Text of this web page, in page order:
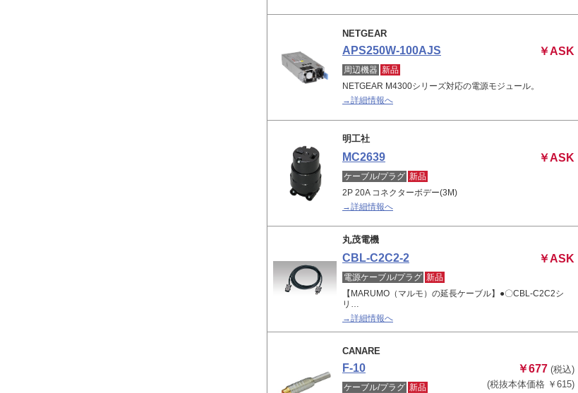
NETGEAR
APS250W-100AJS ￥ASK
周辺機器 新品
NETGEAR M4300シリーズ対応の電源モジュール。
→詳細情報へ
明工社
MC2639 ￥ASK
ケーブル/プラグ 新品
2P 20A コネクターボデー(3M)
→詳細情報へ
丸茂電機
CBL-C2C2-2 ￥ASK
電源ケーブル/プラグ 新品
【MARUMO（マルモ）の延長ケーブル】●〇CBL-C2C2シ
リ…
→詳細情報へ
CANARE
F-10 ￥677 (税込)
(税抜本体価格 ￥615)
ケーブル/プラグ 新品